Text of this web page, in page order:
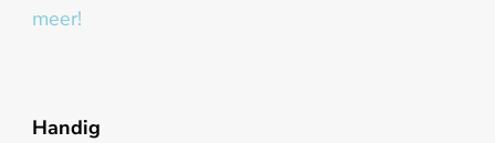
meer!
Handig